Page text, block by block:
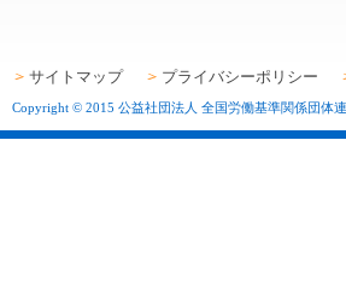
サイトマップ プライバシーポリシー
Copyright © 2015 公益社団法人 全国労働基準関係団体